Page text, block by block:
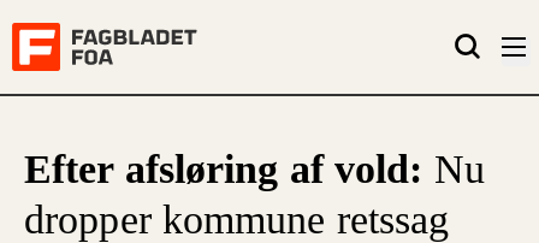
Efter afsløring af vold: Nu
dropper kommune retssag